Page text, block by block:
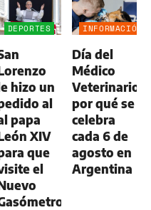
DEPORTES
hizo un
al
papa
XIV
que
el
INFORMACIÓN
Día del
Médico
Veterinario:
por qué se
celebra
cada 6 de
agosto en
Argentina